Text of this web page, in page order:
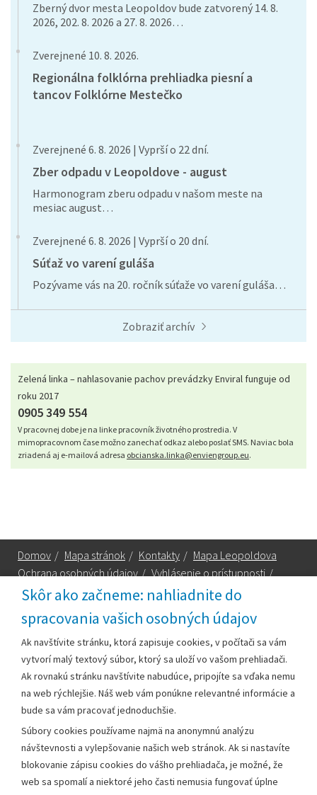
Skôr ako začneme: nahliadnite do
spracovania vašich osobných údajov
Ak navštívite stránku, ktorá zapisuje cookies, v počítači sa vám
vytvorí malý textový súbor, ktorý sa uloží vo vašom prehliadači.
Ak rovnakú stránku navštívite nabudúce, pripojíte sa vďaka nemu
na web rýchlejšie. Náš web vám ponúkne relevantné informácie a
bude sa vám pracovať jednoduchšie.
Súbory cookies používame najmä na anonymnú analýzu
návštevnosti a vylepšovanie našich web stránok. Ak si nastavíte
blokovanie zápisu cookies do vášho prehliadača, je možné, že
web sa spomalí a niektoré jeho časti nemusia fungovať úplne
Zberný dvor mesta Leopoldov bude zatvorený 14. 8.
2026, 202. 8. 2026 a 27. 8. 2026…
Zverejnené 10. 8. 2026.
Regionálna folklórna prehliadka piesní a
tancov Folklórne Mestečko
Zverejnené 6. 8. 2026 | Vyprší o 22 dní.
Zber odpadu v Leopoldove - august
Harmonogram zberu odpadu v našom meste na
mesiac august…
Zverejnené 6. 8. 2026 | Vyprší o 20 dní.
Súťaž vo varení guláša
Pozývame vás na 20. ročník súťaže vo varení guláša…
Zobraziť archív
Zelená linka – nahlasovanie pachov prevádzky Enviral funguje od
roku 2017
0905 349 554
V pracovnej dobe je na linke pracovník životného prostredia. V
mimopracovnom čase možno zanechať odkaz alebo poslať SMS. Naviac bola
zriadená aj e-mailová adresa obcianska.linka@enviengroup.eu.
Domov / Mapa stránok / Kontakty / Mapa Leopoldova
Ochrana osobných údajov / Vyhlásenie o prístupnosti /
Technická podpora
Mestský úrad Leopoldov
Hlohovská cesta 1818/2A
920 41 Leopoldov
Kontakt:
Telefón:+42133/285 27 11
mesto@leopoldov.sk